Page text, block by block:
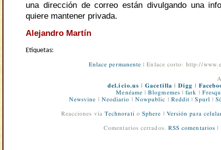
una dirección de correo están divulgando una
quiere mantener privada.
Alejandro Martín
Etiquetas:
Enlace permanente | Enlace corto: http://
del.icio.us |Gacetilla |Digg
Menéame |Blogmemes |fark
Newsvine
Neodiario Nowpublic Reddit |Spurl |
Reacciones vía Technorati o Sphere Versión para
Comentarios cerrados. RSS comentarios |